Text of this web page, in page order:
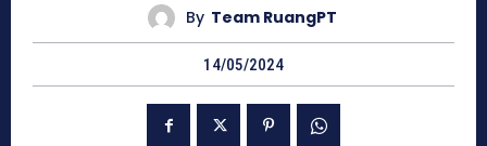
By Team RuangPT
14/05/2024